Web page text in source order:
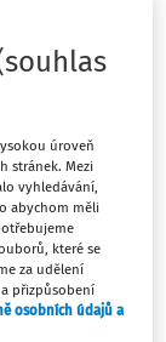
jsme zmínili i
se více
prostředí?
A hlavně – co
se sestrou a
úroveň
stránek. Mezi
vyhledávání,
abychom měli
které se
za udělení
přizpůsobení
osobních údajů a